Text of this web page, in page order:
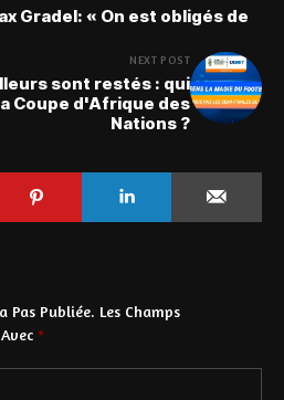
Gradel: « On est obligés de
NEXT POST
sont restés : qui
Coupe d'Afrique des
Nations ?
Pas Publiée. Les Champs
*